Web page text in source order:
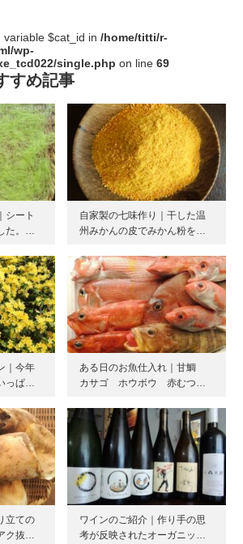
variable $cat_id in /home/titti/r-
wp-
single.php on line 69
すめ記事
シート
た。…
自家製の七味作り｜干した温
州みかんの皮でみかん粉を…
｜今年
っぱ…
ある日のお魚仕入れ｜甘鯛
カサゴ ホウボウ 赤むつ…
立ての
ク抜…
ワインのご紹介｜作り手の思
考が反映されたオーガニッ…